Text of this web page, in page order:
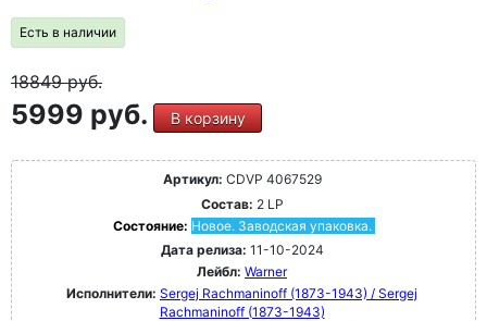
Есть в наличии
18849руб.
5999 руб. В корзину
Артикул: CDVP 4067529
Состав: 2 LP
Состояние: Новое. Заводская упаковка.
Дата релиза: 11-10-2024
Лейбл: Warner
Исполнители: Sergej Rachmaninoff (1873-1943) / Sergej
Rachmaninoff (1873-1943)